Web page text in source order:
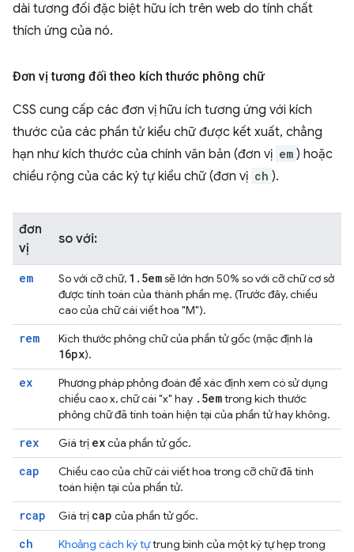
dài tương đối đặc biệt hữu ích trên web do tính chất
thích ứng của nó.
Đơn vị tương đối theo kích thước phông chữ
CSS cung cấp các đơn vị hữu ích tương ứng với kích
thước của các phần tử kiểu chữ được kết xuất, chẳng
hạn như kích thước của chính văn bản (đơn vị em ) hoặc
chiều rộng của các ký tự kiểu chữ (đơn vị ch ).
đơn
vị
so với:
em So với cỡ chữ, 1 . 5emsẽ lớn hơn 50% so với cỡ chữ cơ sở
được tính toán của thành phần mẹ. (Trước đây, chiều
cao của chữ cái viết hoa "M").
rem Kích thước phông chữ của phần tử gốc (mặc định là
16px).
ex
Phương pháp phỏng đoán để xác định xem có sử dụng
chiều cao x, chữ cái "x" hay . 5emtrong kích thước
phông chữ đã tính toán hiện tại của phần tử hay không.
rex Giá trị excủa phần tử gốc.
cap
Chiều cao của chữ cái viết hoa trong cỡ chữ đã tính
toán hiện tại của phần tử.
rcap Giá trị cap của phần tử gốc.
ch Khoảng cách ký tựtrung bình của một ký tự hẹp trong